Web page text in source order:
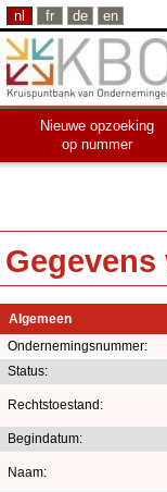
nl fr de en
Nieuwe opzoeking
op nummer
Algemeen
Ondernemingsnummer:
Status:
Rechtstoestand:
Begindatum:
Naam: